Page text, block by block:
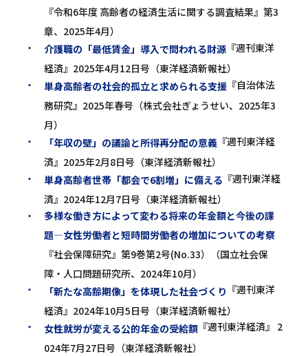
『令和6年度 高齢者の経済生活に関する調査結果』第3
章、2025年4月）
介護職の「最低賃金」導入で問われる財源『週刊東洋
経済』2025年4月12日号（東洋経済新報社）
単身高齢者の社会的孤立と求められる支援『自治体法
務研究』2025年春号（株式会社ぎょうせい、2025年3
月）
「年収の壁」の議論と所得再分配の意義『週刊東洋経
済』2025年2月8日号（東洋経済新報社）
単身高齢者世帯「都会で6割増」に備える 『週刊東洋経
済』2024年12月7日号（東洋経済新報社）
多様な働き方によって変わる将来の年金額と今後の課
題―女性労働者と短時間労働者の増加についての考察
『社会保障研究』第9巻第2号(No.33）（国立社会保
障・人口問題研究所、2024年10月）
「新たな高齢期像」を体現した社会づくり 『週刊東洋
経済』2024年10月5日号（東洋経済新報社）
女性就労が変える公的年金の受給額『週刊東洋経済』 2
024年7月27日号（東洋経済新報社）